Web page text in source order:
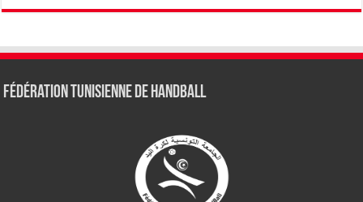
Fédération tunisienne de Handball